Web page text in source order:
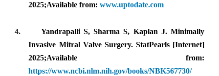
2025;Available from:www.uptodate.com
4.
Yandrapalli S, Sharma S, Kaplan J. Minimally
Invasive Mitral Valve Surgery. StatPearls [Internet]
2025;Available from:
https://www.ncbi.nlm.nih.gov/books/NBK567730/